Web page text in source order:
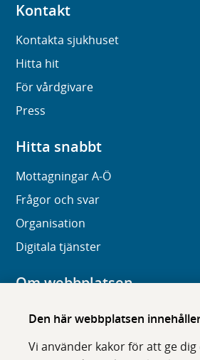
Den här webbplatsen
Vi använder kakor för att ge dig
Kontakt
Kontakta sjukhuset
Hitta hit
För vårdgivare
Press
Hitta snabbt
Mottagningar A-Ö
Frågor och svar
Organisation
Digitala tjänster
Om webbplatsen
Om karolinska.se